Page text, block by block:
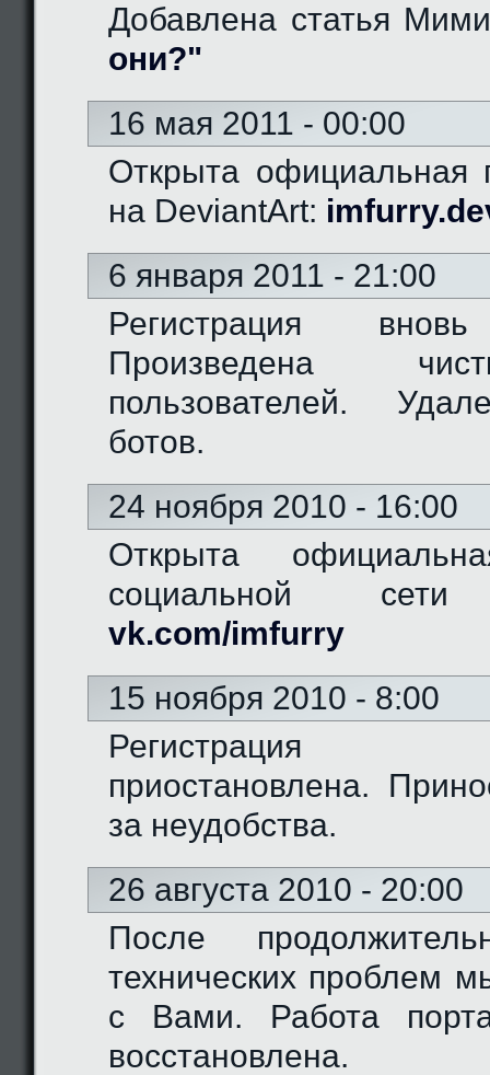
Добавлена статья
они?"
16 мая 2011 - 00:00
Открыта официальная
на DeviantArt:
6 января 2011 - 21:00
Регистрация
Произведена
пользователей.
ботов.
24 ноября 2010 - 16:00
Открыта
социальной сети
vk.com/imfurry
15 ноября 2010 - 8:00
Регистрация
приостановлена.
за неудобства.
26 августа 2010 - 20:00
После
технических проблем
с Вами. Работа
восстановлена.